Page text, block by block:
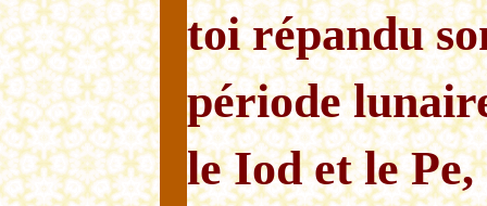
toi répandu
période
le Iod et le